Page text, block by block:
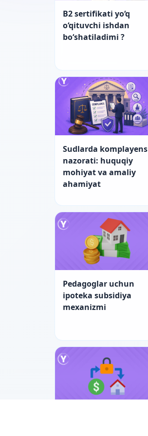
B2 sertifikati yo‘q
o‘qituvchi ishdan
bo‘shatiladimi ?
Sudlarda komplayens
nazorati: huquqiy
mohiyat va amaliy
ahamiyat
Pedagoglar uchun
ipoteka subsidiya
mexanizmi